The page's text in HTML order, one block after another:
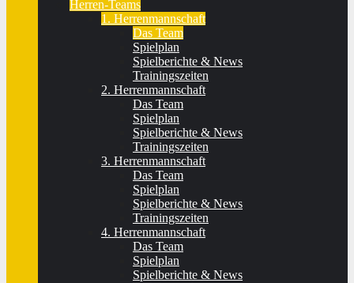
Herren-Teams
1. Herrenmannschaft
Das Team
Spielplan
Spielberichte & News
Trainingszeiten
2. Herrenmannschaft
Das Team
Spielplan
Spielberichte & News
Trainingszeiten
3. Herrenmannschaft
Das Team
Spielplan
Spielberichte & News
Trainingszeiten
4. Herrenmannschaft
Das Team
Spielplan
Spielberichte & News